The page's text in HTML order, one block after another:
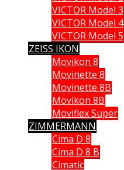
VICTOR Model 3
VICTOR Model 4
VICTOR Model 5
ZEISS IKON
Movikon 8
Movinette 8
Movinette 8B
Movikon 8B
Moviflex Super
ZIMMERMANN
Cima D 8
Cima D 8 B
Cimatic